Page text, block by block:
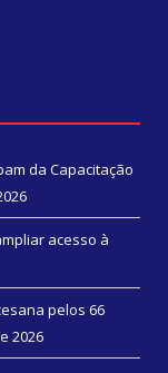
da Capacitação
acesso à
pelos 66
2026